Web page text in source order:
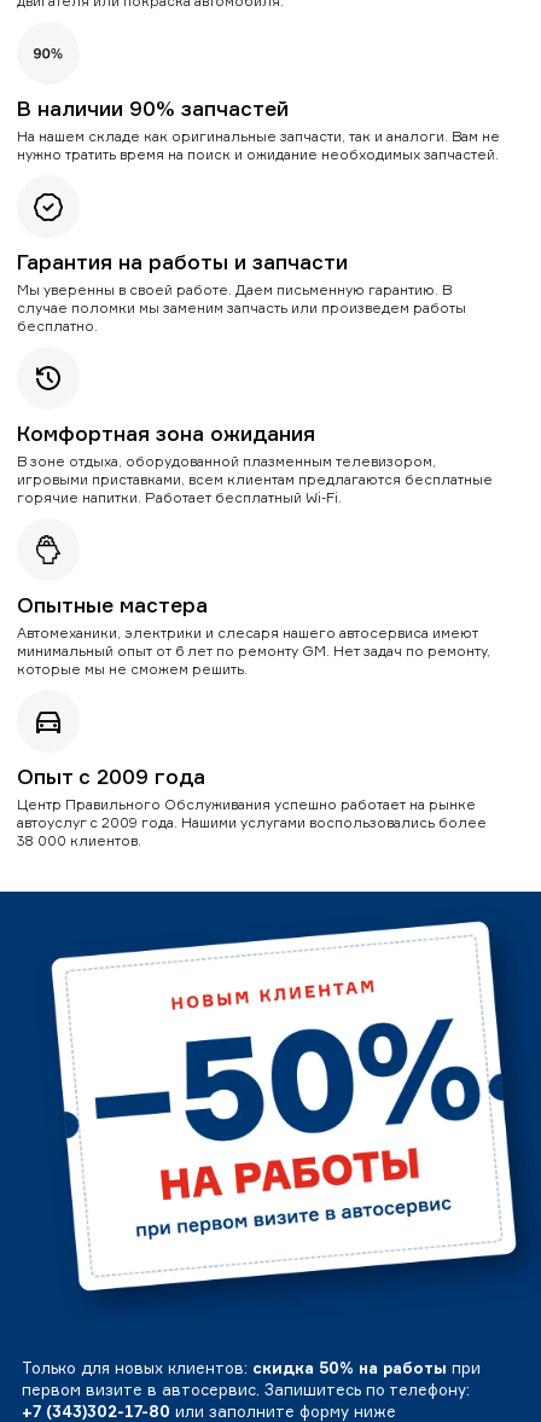
В наличии 90% запчастей
На нашем складе как оригинальные запчасти, так и аналоги. Вам не
нужно тратить время на поиск и ожидание необходимых запчастей.
Гарантия на работы и запчасти
Мы уверенны в своей работе. Даем письменную гарантию. В
случае поломки мы заменим запчасть или произведем работы
бесплатно.
Комфортная зона ожидания
В зоне отдыха, оборудованной плазменным телевизором,
игровыми приставками, всем клиентам предлагаются бесплатные
горячие напитки. Работает бесплатный Wi-Fi.
Опытные мастера
Автомеханики, электрики и слесаря нашего автосервиса имеют
минимальный опыт от 6 лет по ремонту GM. Нет задач по ремонту,
которые мы не сможем решить.
Опыт с 2009 года
Центр Правильного Обслуживания успешно работает на рынке
автоуслуг с 2009 года. Нашими услугами воспользовались более
38 000 клиентов.
Только для новых клиентов: скидка 50% на работы при
первом визите в автосервис. Запишитесь по телефону:
+7 (343)302-17-80 или заполните форму ниже